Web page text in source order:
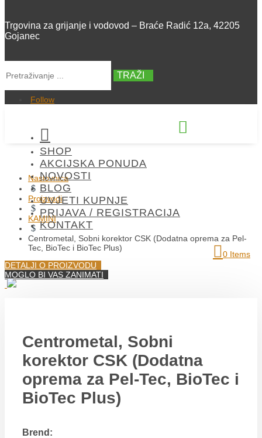
Trgovina za grijanje i vodovod – Braće Radić 12a, 42205
Gojanec
TRAŽI
Follow


SHOP
AKCIJSKA PONUDA
NOVOSTI
BLOG
UVJETI KUPNJE
PRIJAVA / REGISTRACIJA
KONTAKT
0 Items
Naslovnica
$
Proizvodi
$
KAMINI
$
Centrometal, Sobni korektor CSK (Dodatna oprema za Pel-
Tec, BioTec i BioTec Plus)
DETALJI O PROIZVODU
MOGLO BI VAS ZANIMATI
Centrometal, Sobni
korektor CSK (Dodatna
oprema za Pel-Tec, BioTec i
BioTec Plus)
Brend: